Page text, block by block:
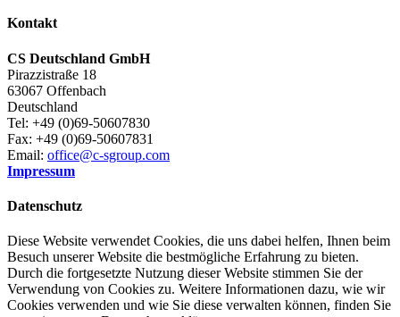
Kontakt
CS Deutschland GmbH
Pirazzistraße 18
63067 Offenbach
Deutschland
Tel: +49 (0)69-50607830
Fax: +49 (0)69-50607831
Email: office@c-sgroup.com
Impressum
Datenschutz
Diese Website verwendet Cookies, die uns dabei helfen, Ihnen beim
Besuch unserer Website die bestmögliche Erfahrung zu bieten.
Durch die fortgesetzte Nutzung dieser Website stimmen Sie der
Verwendung von Cookies zu. Weitere Informationen dazu, wie wir
Cookies verwenden und wie Sie diese verwalten können, finden Sie